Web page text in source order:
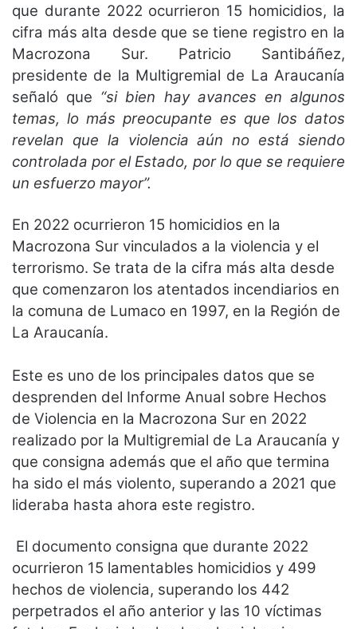
que durante 2022 ocurrieron 15 homicidios, la
cifra más alta desde que se tiene registro en la
Macrozona Sur. Patricio Santibáñez,
presidente de la Multigremial de La Araucanía
señaló que “si bien hay avances en algunos
temas, lo más preocupante es que los datos
revelan que la violencia aún no está siendo
controlada por el Estado, por lo que se requiere
un esfuerzo mayor”.
En 2022 ocurrieron 15 homicidios en la
Macrozona Sur vinculados a la violencia y el
terrorismo. Se trata de la cifra más alta desde
que comenzaron los atentados incendiarios en
la comuna de Lumaco en 1997, en la Región de
La Araucanía.
Este es uno de los principales datos que se
desprenden del Informe Anual sobre Hechos
de Violencia en la Macrozona Sur en 2022
realizado por la Multigremial de La Araucanía y
que consigna además que el año que termina
ha sido el más violento, superando a 2021 que
lideraba hasta ahora este registro.
El documento consigna que durante 2022
ocurrieron 15 lamentables homicidios y 499
hechos de violencia, superando los 442
perpetrados el año anterior y las 10 víctimas